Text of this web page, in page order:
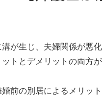
が生じ、夫婦関係が悪
トとデメリットの両方
婚前の別居によるメリッ